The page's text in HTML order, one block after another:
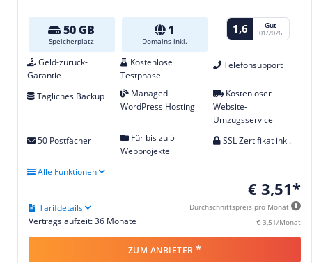
50 GB
Speicherplatz
1
Domains inkl.
1,6 Gut
01/2026
Geld-zurück-
Garantie
Kostenlose
Testphase
Telefonsupport
Tägliches Backup
Managed
WordPress Hosting
Kostenloser
Website-
Umzugsservice
50 Postfächer
Für bis zu 5
Webprojekte
SSL Zertifikat inkl.
Alle Funktionen
€ 3,51*
Durchschnittspreis pro Monat
€ 3,51/Monat
Vertragslaufzeit: 36 Monate
Tarifdetails
ZUM ANBIETER *